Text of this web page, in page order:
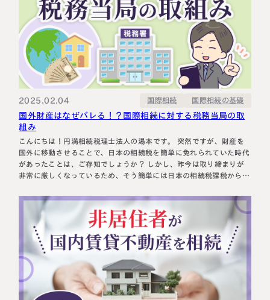
2025.02.04 国際相続 国際相続の基礎
国外財産はなぜバレる！？国際相続に対する税務当局の取
組み
こんにちは！円満相続税理士法人の湯本です。 突然ですが、財産を
国外に移動させることで、日本の相続税を簡単に免れられていた時代
があったことは、ご存知でしょうか？ しかし、昨今は取り締まりが
非常に厳しくなっているため、そう簡単には日本の相続税課税からは
ことです)がどのようにして、海外に飛び交う財産を把握しているの
か、掘り下げていこ…